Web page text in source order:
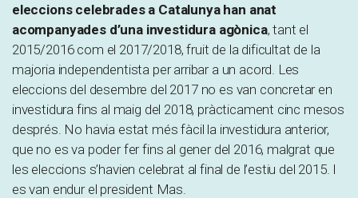
eleccions celebrades a Catalunya han anat
acompanyades d’una investidura agònica, tant el
2015/2016 com el 2017/2018, fruit de la dificultat de la
majoria independentista per arribar a un acord. Les
eleccions del desembre del 2017 no es van concretar en
investidura fins al maig del 2018, pràcticament cinc mesos
després. No havia estat més fàcil la investidura anterior,
que no es va poder fer fins al gener del 2016, malgrat que
les eleccions s’havien celebrat al final de l’estiu del 2015. I
es van endur el president Mas.